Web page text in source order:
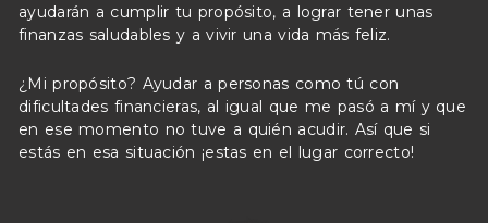
ayudarán a cumplir tu propósito, a lograr tener unas
finanzas saludables y a vivir una vida más feliz.
¿Mi propósito? Ayudar a personas como tú con
dificultades financieras, al igual que me pasó a mí y que
en ese momento no tuve a quién acudir. Así que si
estás en esa situación ¡estas en el lugar correcto!